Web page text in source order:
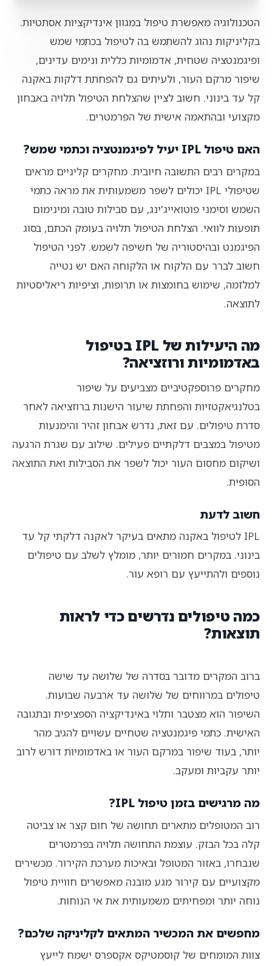
הטכנולוגיה מאפשרת טיפול במגוון אינדיקציות אסתטיות.
בקליניקות נהוג להשתמש בה לטיפול בכתמי שמש
ופיגמנטציה שטחית, אדמומיות כללית ונימים עדינים,
שיפור מרקם העור, ולעיתים גם להפחתת דלקות באקנה
קל עד בינוני. חשוב לציין שהצלחת הטיפול תלויה באבחון
מקצועי ובהתאמה אישית של הפרמטרים.
האם טיפול IPL יעיל לפיגמנטציה וכתמי שמש?
במקרים רבים התשובה חיובית. מחקרים קליניים מראים
שטיפולי IPL יכולים לשפר משמעותית את מראה כתמי
השמש וסימני פוטואייג'ינג, עם סבילות טובה ומינימום
תופעות לוואי. הצלחת הטיפול תלויה בעומק הכתם, בסוג
הפיגמנט ובהיסטוריה של חשיפה לשמש. לפני הטיפול
חשוב לברר עם הלקוח או הלקוחה האם יש נטייה
למלזמה, שימוש בחומצות או תרופות, וציפיות ריאליסטיות
לתוצאה.
מה היעילות של IPL בטיפול
באדמומיות ורוזציאה?
מחקרים פרוספקטיביים מצביעים על שיפור
בטלנגיאקטזיות והפחתת שיעור הישנות ברוזציאה לאחר
סדרת טיפולים. עם זאת, נדרש אבחון זהיר והימנעות
מטיפול במצבים דלקתיים פעילים. שילוב עם שגרת הרגעה
ושיקום מחסום העור יכול לשפר את הסבילות ואת התוצאה
הסופית.
חשוב לדעת
IPL לטיפול באקנה מתאים בעיקר לאקנה דלקתי קל עד
בינוני. במקרים חמורים יותר, מומלץ לשלב עם טיפולים
נוספים ולהתייעץ עם רופא עור.
כמה טיפולים נדרשים כדי לראות
תוצאות?
ברוב המקרים מדובר בסדרה של שלושה עד שישה
טיפולים במרווחים של שלושה עד ארבעה שבועות.
השיפור הוא מצטבר ותלוי באינדיקציה הספציפית ובתגובה
האישית. כתמי פיגמנטציה שטחיים עשויים להגיב מהר
יותר, בעוד שיפור במרקם העור או באדמומיות דורש לרוב
יותר עקביות ומעקב.
מה מרגישים בזמן טיפול IPL?
רוב המטופלים מתארים תחושה של חום קצר או צביטה
קלה בכל הבזק. עוצמת התחושה תלויה בפרמטרים
שנבחרו, באזור המטופל ובאיכות מערכת הקירור. מכשירים
מקצועיים עם קירור מגע מובנה מאפשרים חוויית טיפול
נוחה יותר ומפחיתים משמעותית את אי הנוחות.
מחפשים את המכשיר המתאים לקליניקה שלכם?
צוות המומחים של קוסמטיקס אקספרס ישמח לייעץ